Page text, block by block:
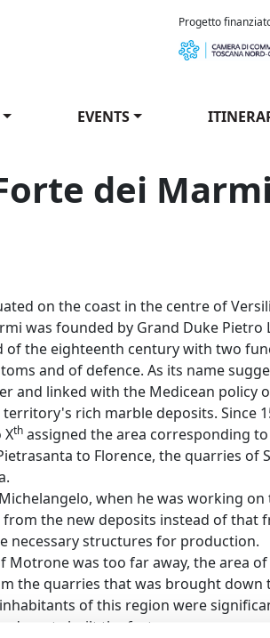
Progetto
EVENTS
dei Marmi
di Forte dei Marmi / Stronghold of
on the coast in the centre of
was founded by Grand Duke Pietro
of the eighteenth century with two
and of defence. As its name
and linked with the Medicean policy
rich marble deposits. Since
Xth assigned the area corresponding
to Florence, the quarries of
when he was working on
the new deposits instead of that
necessary structures for production.
Motrone was too far away, the area
the quarries that was brought down
of this region were
dynasty built the fort.